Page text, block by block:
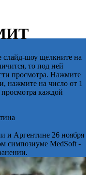
слайд-шоу щелкните на
то под ней
просмотра. Нажмите
нажмите на число от 1
просмотра каждой
и Аргентине 26 ноября
симпозиуме MedSoft -